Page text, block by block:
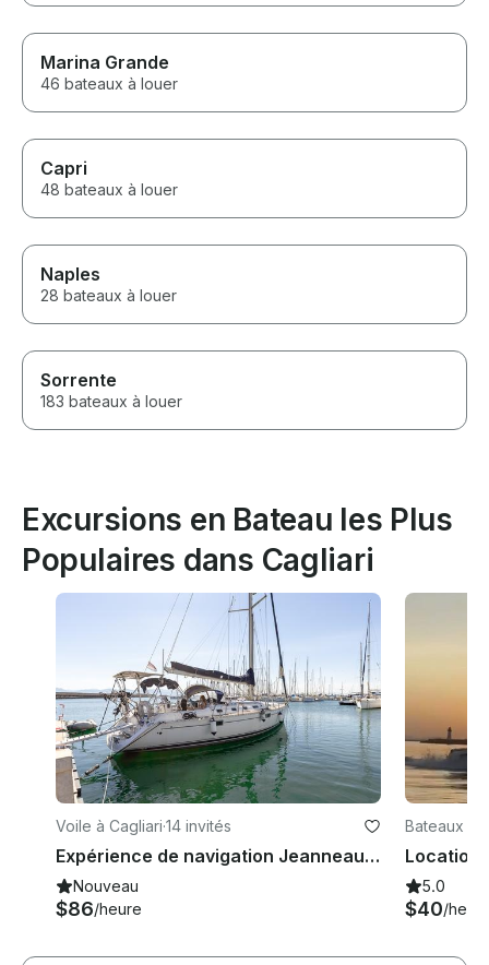
Marina Grande
46 bateaux à louer
Capri
48 bateaux à louer
Naples
28 bateaux à louer
Sorrente
183 bateaux à louer
Excursions en Bateau les Plus
Populaires dans Cagliari
Voile à Cagliari·14 invités
Expérience de navigation Jeanneau Sun Odyssey avec apéritif et criques cristallines
Nouveau
$86/heure
Bateaux à
5.0
$40/